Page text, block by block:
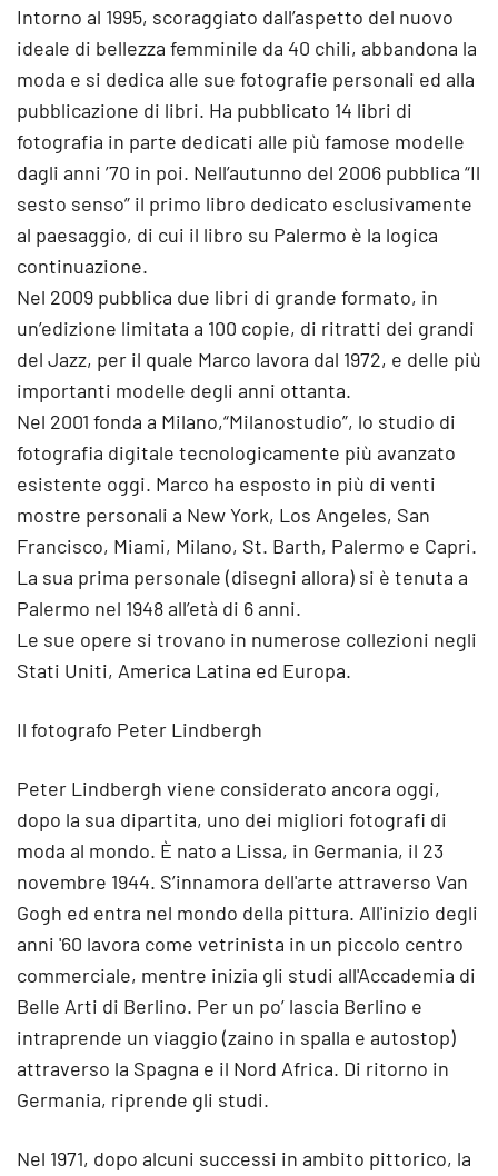
Intorno al 1995, scoraggiato dall’aspetto del nuovo
ideale di bellezza femminile da 40 chili, abbandona la
moda e si dedica alle sue fotografie personali ed alla
pubblicazione di libri. Ha pubblicato 14 libri di
fotografia in parte dedicati alle più famose modelle
dagli anni ’70 in poi. Nell’autunno del 2006 pubblica “Il
sesto senso” il primo libro dedicato esclusivamente
al paesaggio, di cui il libro su Palermo è la logica
continuazione.
Nel 2009 pubblica due libri di grande formato, in
un’edizione limitata a 100 copie, di ritratti dei grandi
del Jazz, per il quale Marco lavora dal 1972, e delle più
importanti modelle degli anni ottanta.
Nel 2001 fonda a Milano,“Milanostudio”, lo studio di
fotografia digitale tecnologicamente più avanzato
esistente oggi. Marco ha esposto in più di venti
mostre personali a New York, Los Angeles, San
Francisco, Miami, Milano, St. Barth, Palermo e Capri.
La sua prima personale (disegni allora) si è tenuta a
Palermo nel 1948 all’età di 6 anni.
Le sue opere si trovano in numerose collezioni negli
Stati Uniti, America Latina ed Europa.
Il fotografo Peter Lindbergh
Peter Lindbergh viene considerato ancora oggi,
dopo la sua dipartita, uno dei migliori fotografi di
moda al mondo. È nato a Lissa, in Germania, il 23
novembre 1944. S’innamora dell'arte attraverso Van
Gogh ed entra nel mondo della pittura. All'inizio degli
anni '60 lavora come vetrinista in un piccolo centro
commerciale, mentre inizia gli studi all'Accademia di
Belle Arti di Berlino. Per un po’ lascia Berlino e
intraprende un viaggio (zaino in spalla e autostop)
attraverso la Spagna e il Nord Africa. Di ritorno in
Germania, riprende gli studi.
Nel 1971, dopo alcuni successi in ambito pittorico, la